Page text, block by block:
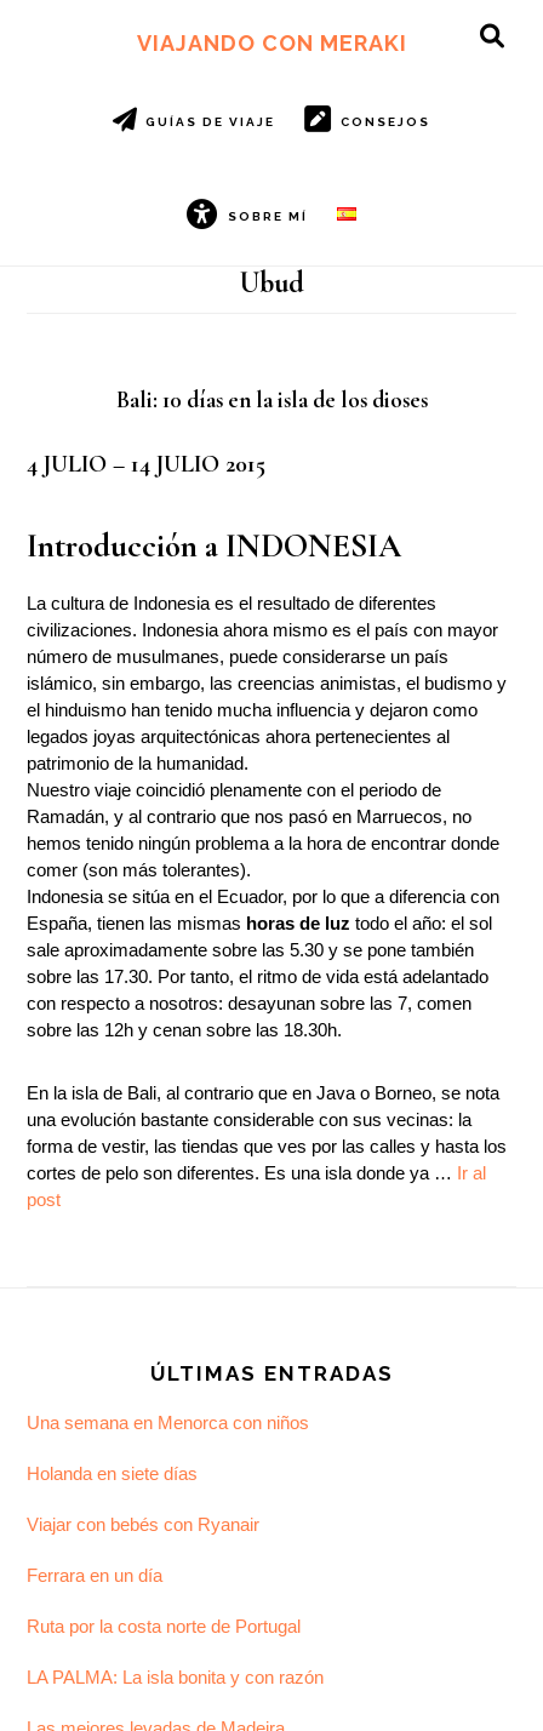
VIAJANDO CON MERAKI
GUÍAS DE VIAJE CONSEJOS
SOBRE MÍ
Ubud
Bali: 10 días en la isla de los dioses
4 JULIO – 14 JULIO 2015
Introducción a INDONESIA
La cultura de Indonesia es el resultado de diferentes
civilizaciones. Indonesia ahora mismo es el país con mayor
número de musulmanes, puede considerarse un país
islámico, sin embargo, las creencias animistas, el budismo y
el hinduismo han tenido mucha influencia y dejaron como
legados joyas arquitectónicas ahora pertenecientes al
patrimonio de la humanidad.
Nuestro viaje coincidió plenamente con el periodo de
Ramadán, y al contrario que nos pasó en Marruecos, no
hemos tenido ningún problema a la hora de encontrar donde
comer (son más tolerantes).
Indonesia se sitúa en el Ecuador, por lo que a diferencia con
España, tienen las mismas horas de luz todo el año: el sol
sale aproximadamente sobre las 5.30 y se pone también
sobre las 17.30. Por tanto, el ritmo de vida está adelantado
con respecto a nosotros: desayunan sobre las 7, comen
sobre las 12h y cenan sobre las 18.30h.
En la isla de Bali, al contrario que en Java o Borneo, se nota
una evolución bastante considerable con sus vecinas: la
forma de vestir, las tiendas que ves por las calles y hasta los
cortes de pelo son diferentes. Es una isla donde ya … Ir al
post
ÚLTIMAS ENTRADAS
Una semana en Menorca con niños
Holanda en siete días
Viajar con bebés con Ryanair
Ferrara en un día
Ruta por la costa norte de Portugal
LA PALMA: La isla bonita y con razón